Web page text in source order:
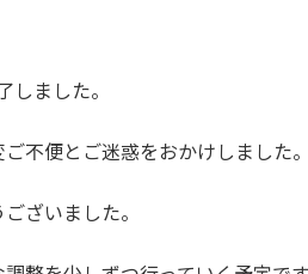
しました。
不便とご迷惑をおかけしました。
ざいました。